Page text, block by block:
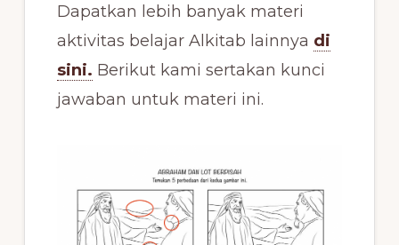
Dapatkan lebih banyak materi
aktivitas belajar Alkitab lainnya di
sini. Berikut kami sertakan kunci
jawaban untuk materi ini.